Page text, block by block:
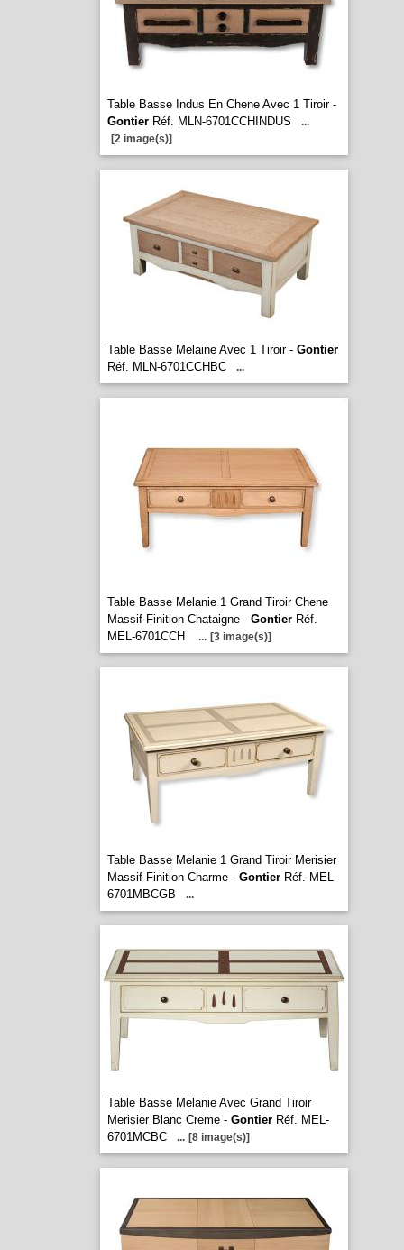
Table Basse Indus En Chene Avec 1 Tiroir -
GontierRéf. MLN-6701CCHINDUS
...
[2 image(s)]
Table Basse Melaine Avec 1 Tiroir - Gontier
Réf. MLN-6701CCHBC
...
Table Basse Melanie 1 Grand Tiroir Chene
Massif Finition Chataigne - GontierRéf.
MEL-6701CCH
... [3 image(s)]
Table Basse Melanie 1 Grand Tiroir Merisier
Massif Finition Charme - GontierRéf. MEL-
6701MBCGB
...
Table Basse Melanie Avec Grand Tiroir
Merisier Blanc Creme - GontierRéf. MEL-
6701MCBC
... [8 image(s)]